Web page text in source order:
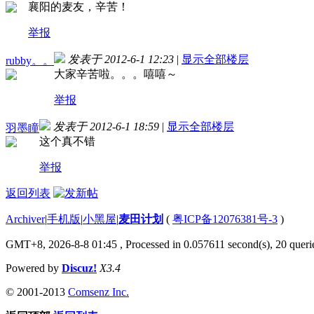
襄阳的麦友，辛苦！
举报
rubby。。 发表于 2012-6-1 12:23 | 显示全部楼层
大家辛苦啦。。。嘻嘻～
举报
羽墨瞳 发表于 2012-6-1 18:59 | 显示全部楼层
这个真不错
举报
返回列表
Archiver|手机版|小黑屋|麦田计划 ( 粤ICP备12076381号-3 )
GMT+8, 2026-8-8 01:45 , Processed in 0.057611 second(s), 20
Powered by Discuz! X3.4
© 2001-2013 Comsenz Inc.